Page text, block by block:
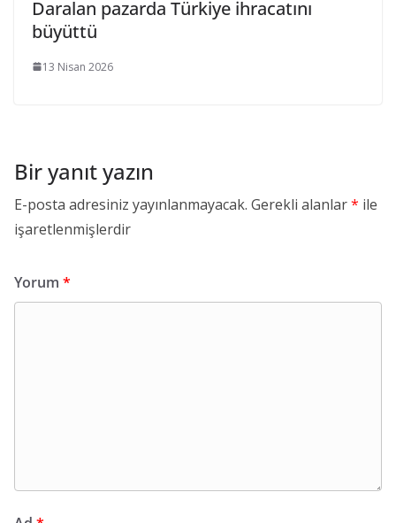
Daralan pazarda Türkiye ihracatını
büyüttü
13 Nisan 2026
Bir yanıt yazın
E-posta adresiniz yayınlanmayacak. Gerekli alanlar* ile
işaretlenmişlerdir
Yorum *